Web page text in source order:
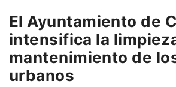
El Ayuntamiento de
intensifica la
mantenimiento de
urbanos